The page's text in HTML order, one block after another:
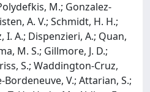
M.; Gonzalez-
A. V.; Schmidt, H. H.;
I. A.; Dispenzieri, A.; Quan,
M. S.; Gillmore, J. D.;
S.; Waddington-Cruz,
V.; Attarian, S.;